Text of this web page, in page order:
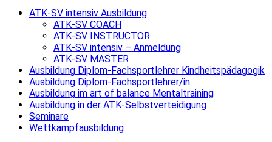
ATK-SV intensiv Ausbildung
ATK-SV COACH
ATK-SV INSTRUCTOR
ATK-SV intensiv – Anmeldung
ATK-SV MASTER
Ausbildung Diplom-Fachsportlehrer Kindheitspädagogik
Ausbildung Diplom-Fachsportlehrer/in
Ausbildung im art of balance Mentaltraining
Ausbildung in der ATK-Selbstverteidigung
Seminare
Wettkampfausbildung